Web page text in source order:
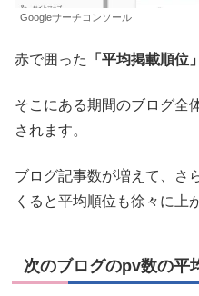
Googleサーチコンソール
赤で囲った 「平均掲載順位」
そこにある期間のブログ全
されます。
ブログ記事数が増えて、さ
くると平均順位も徐々に上
次のブログのpv数の平